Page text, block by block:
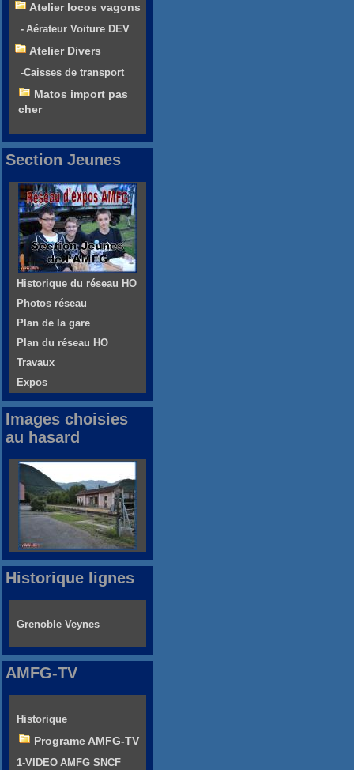
Atelier locos vagons
- Aérateur Voiture DEV
Atelier Divers
-Caisses de transport
Matos import pas
cher
Section Jeunes
Historique du réseau HO
Photos réseau
Plan de la gare
Plan du réseau HO
Travaux
Expos
Images choisies
au hasard
Historique lignes
Grenoble Veynes
AMFG-TV
Historique
Programe AMFG-TV
1-VIDEO AMFG SNCF